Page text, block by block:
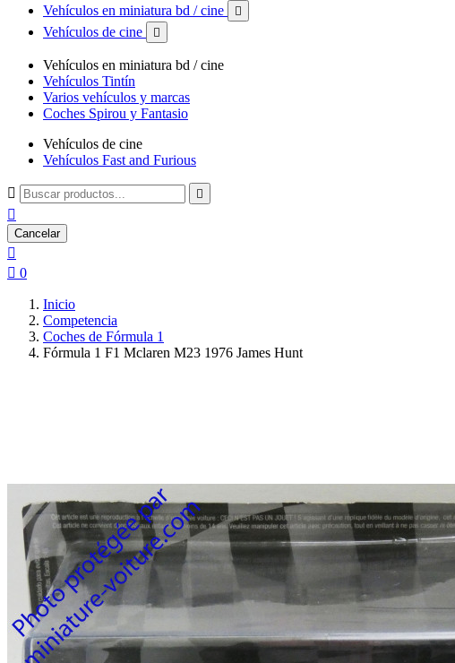
Vehículos en miniatura bd / cine

Vehículos de cine 
Vehículos en miniatura bd / cine
Vehículos Tintín
Varios vehículos y marcas
Coches Spirou y Fantasio
Vehículos de cine
Vehículos Fast and Furious
 

Cancelar

 0
Inicio
Competencia
Coches de Fórmula 1
Fórmula 1 F1 Mclaren M23 1976 James Hunt